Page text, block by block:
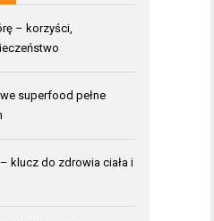
– korzyści,
superfood pełne
klucz do zdrowia ciała i